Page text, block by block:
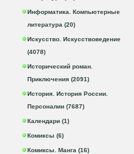
Информатика. Компьютерные
литература (20)
Искусство. Искусствоведение
(4078)
Исторический роман.
Приключения (2091)
История. История России.
Персоналии (7687)
Календари (1)
Комиксы (6)
Комиксы. Манга (16)